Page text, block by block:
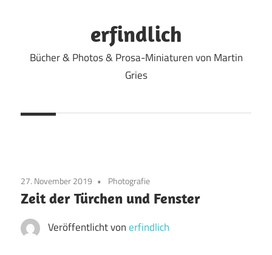
erfindlich
Bücher & Photos & Prosa-Miniaturen von Martin
Gries
27. November 2019 Photografie
Zeit der Türchen und Fenster
Veröffentlicht vonerfindlich